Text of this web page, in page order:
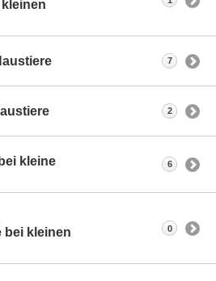
7
2
kleine
6
bei kleinen
0